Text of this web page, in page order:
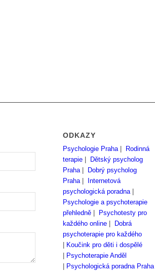
ODKAZY
Psychologie Praha|
Rodinná
terapie
Dětský psycholog
Praha|
Dobrý psycholog
Praha|
Internetová
psychologická poradna|
Psychologie a psychoterapie
přehledně
Psychotesty pro
každého online
Dobrá
psychoterapie pro každého
Koučink pro děti i dospělé
Psychoterapie Anděl
Psychologická poradna Praha